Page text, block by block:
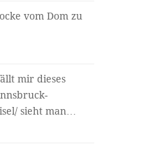
vom Dom zu
mir dieses
sieht man…